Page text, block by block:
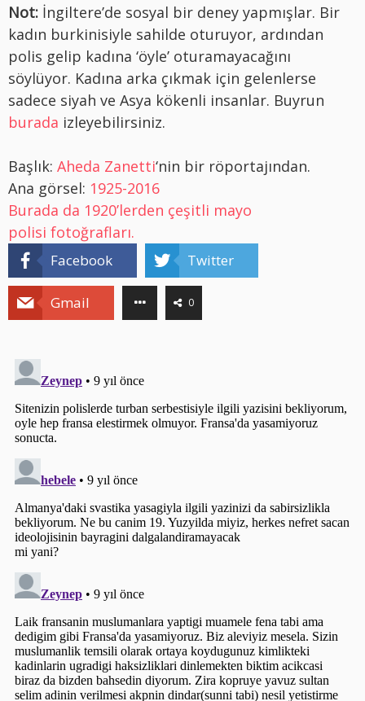
Not: İngiltere’de sosyal bir deney yapmışlar. Bir
kadın burkinisiyle sahilde oturuyor, ardından
polis gelip kadına ‘öyle’ oturamayacağını
söylüyor. Kadına arka çıkmak için gelenlerse
sadece siyah ve Asya kökenli insanlar. Buyrun
burada izleyebilirsiniz.
Başlık: Aheda Zanetti‘nin bir röportajından.
Ana görsel: 1925-2016
Burada da 1920’lerden çeşitli mayo
polisi fotoğrafları.
Facebook Twitter
Gmail 0